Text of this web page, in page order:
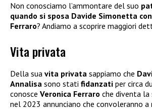
Non conosciamo l’ammontare del suo
quando si sposa Davide Simonetta
Ferraro? Andiamo a scoprire maggiori
Vita privata
Della sua vita privata sappiamo che
Annalisa sono stati fidanzati per circa
conosce Veronica Ferraro che diventa la
nel 2023 annunciano che convoleranno a